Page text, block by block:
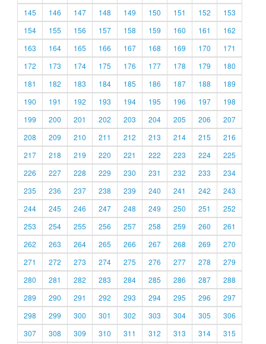
145
146 147 148 149 150 151 152
153
154
155 156 157 158 159 160 161
162
163
164 165 166 167 168 169 170
171
172
173 174 175 176 177 178 179
180
181
182 183 184 185 186 187 188
189
190
191 192 193 194 195 196 197
198
199
200 201 202 203 204 205 206
207
208
209 210 211 212 213 214 215
216
217
218 219 220 221 222 223 224
225
226
227 228 229 230 231 232 233
234
235
236 237 238 239 240 241 242
243
244
245 246 247 248 249 250 251
252
253
254 255 256 257 258 259 260
261
262
263 264 265 266 267 268 269
270
271
272 273 274 275 276 277 278
279
280
281 282 283 284 285 286 287
288
289
290 291 292 293 294 295 296
297
298
299 300 301 302 303 304 305
306
307
308 309 310 311 312 313 314 315